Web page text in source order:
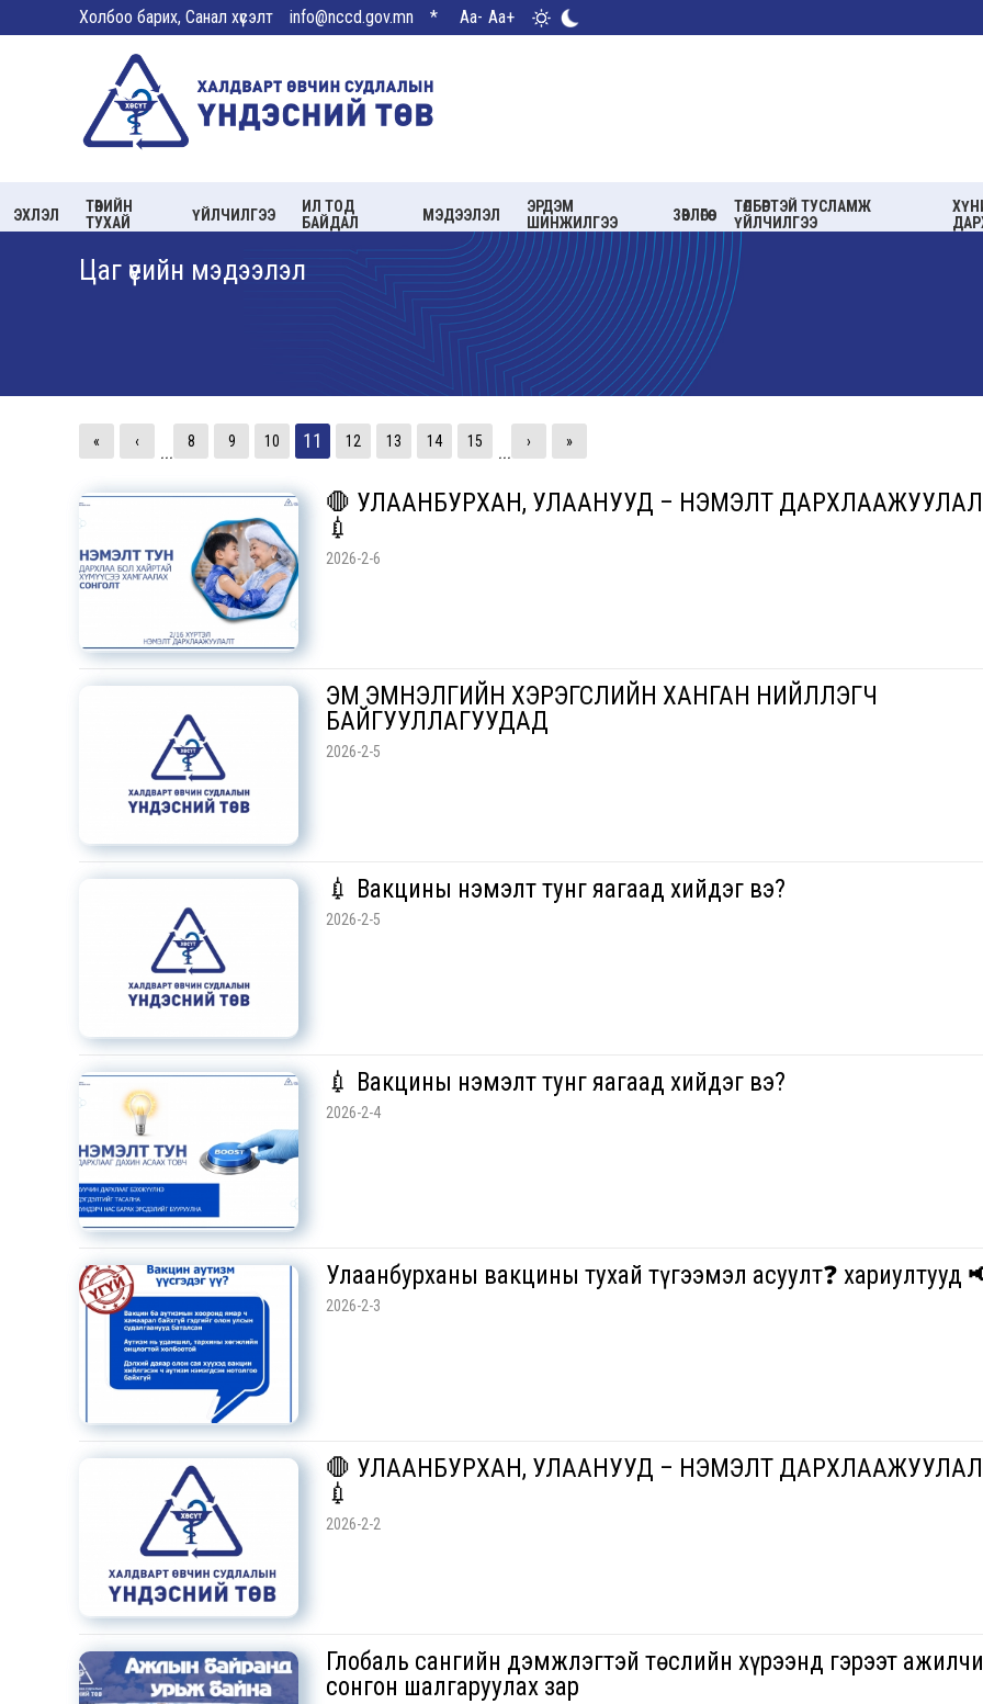
Холбоо барих, Санал хүсэлт info@nccd.gov.mn * Aa- Aa+
ЭХЛЭЛ
ТӨВИЙН
ТУХАЙ
ҮЙЛЧИЛГЭЭ
ИЛ ТОД
БАЙДАЛ
МЭДЭЭЛЭЛ
ЭРДЭМ
ШИНЖИЛГЭЭ
ЗӨВЛӨГӨӨ
ТӨЛБӨРТЭЙ ТУСЛАМЖ
ҮЙЛЧИЛГЭЭ
Цаг үеийн мэдээлэл
« ‹
...
8 9 10 11 12 13 14 15
...
› »
🛑 УЛААНБУРХАН, УЛААНУУД – НЭМЭЛТ
💉
2026-2-6
ЭМ ЭМНЭЛГИЙН ХЭРЭГСЛИЙН ХАНГАН НИЙЛҮҮЛЭГЧ
БАЙГУУЛЛАГУУДАД
2026-2-5
💉 Вакцины нэмэлт тунг яагаад хийдэг вэ?
2026-2-5
💉 Вакцины нэмэлт тунг яагаад хийдэг вэ?
2026-2-4
Улаанбурханы вакцины тухай түгээмэл асуулт❓ хариултууд
2026-2-3
🛑 УЛААНБУРХАН, УЛААНУУД – НЭМЭЛТ
💉
2026-2-2
Глобаль сангийн дэмжлэгтэй төслийн хүрээнд гэрээт
сонгон шалгаруулах зар